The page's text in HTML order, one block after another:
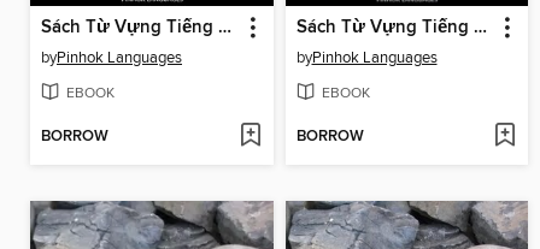
Sách Từ Vựng Tiếng Galicia
byPinhok Languages
EBOOK
BORROW
Sách Từ Vựng Tiếng Do Thái
byPinhok Languages
EBOOK
BORROW